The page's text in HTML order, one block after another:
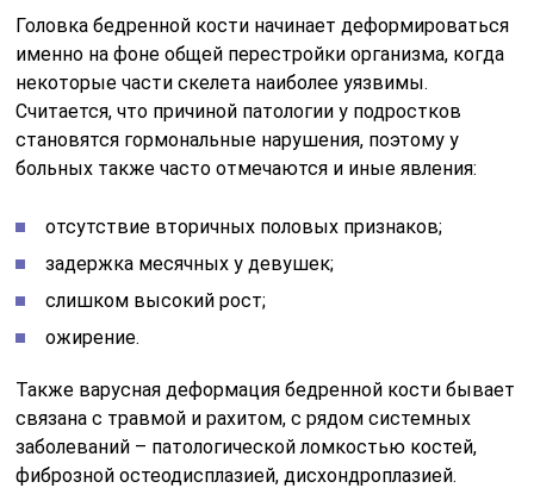
Головка бедренной кости начинает деформироваться
именно на фоне общей перестройки организма, когда
некоторые части скелета наиболее уязвимы.
Считается, что причиной патологии у подростков
становятся гормональные нарушения, поэтому у
больных также часто отмечаются и иные явления:
отсутствие вторичных половых признаков;
задержка месячных у девушек;
слишком высокий рост;
ожирение.
Также варусная деформация бедренной кости бывает
связана с травмой и рахитом, с рядом системных
заболеваний – патологической ломкостью костей,
фиброзной остеодисплазией, дисхондроплазией.